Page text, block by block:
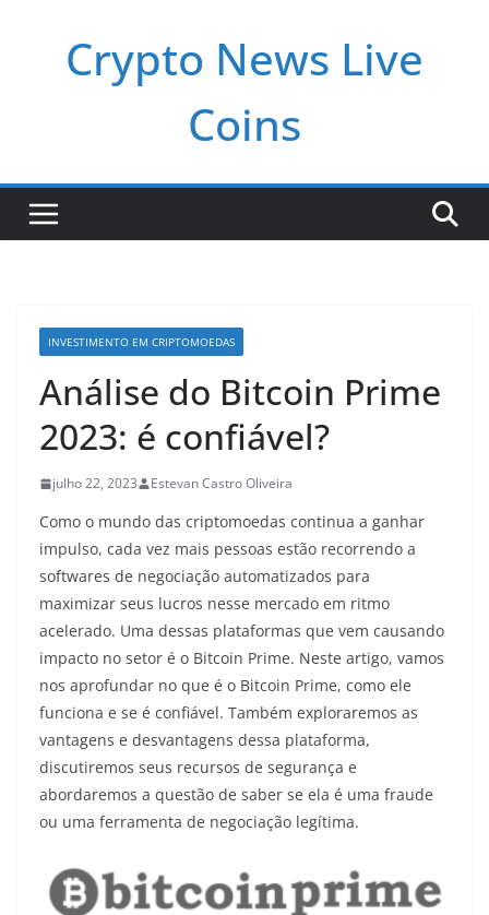
Crypto News Live
Coins
INVESTIMENTO EM CRIPTOMOEDAS
Análise do Bitcoin Prime
2023: é confiável?
julho 22, 2023 Estevan Castro Oliveira
Como o mundo das criptomoedas continua a ganhar
impulso, cada vez mais pessoas estão recorrendo a
softwares de negociação automatizados para
maximizar seus lucros nesse mercado em ritmo
acelerado. Uma dessas plataformas que vem causando
impacto no setor é o Bitcoin Prime. Neste artigo, vamos
nos aprofundar no que é o Bitcoin Prime, como ele
funciona e se é confiável. Também exploraremos as
vantagens e desvantagens dessa plataforma,
discutiremos seus recursos de segurança e
abordaremos a questão de saber se ela é uma fraude
ou uma ferramenta de negociação legítima.